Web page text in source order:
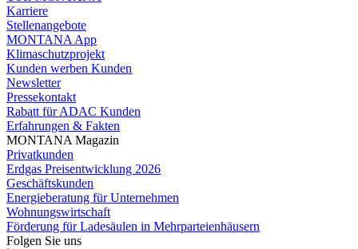
Karriere
Stellenangebote
MONTANA App
Klimaschutzprojekt
Kunden werben Kunden
Newsletter
Pressekontakt
Rabatt für ADAC Kunden
Erfahrungen & Fakten
MONTANA Magazin
Privatkunden
Erdgas Preisentwicklung 2026
Geschäftskunden
Energieberatung für Unternehmen
Wohnungswirtschaft
Förderung für Ladesäulen in Mehrparteienhäusern
Folgen Sie uns